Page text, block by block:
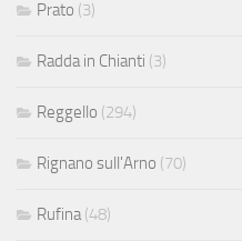
Prato (3)
Radda in Chianti (3)
Reggello (294)
Rignano sull'Arno (70)
Rufina(48)